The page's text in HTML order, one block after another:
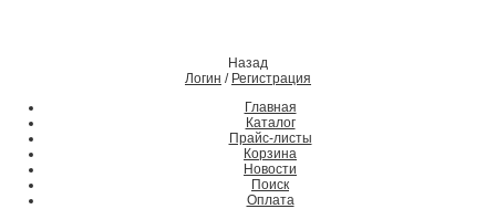
Назад
Логин / Регистрация
Главная
Каталог
Прайс-листы
Корзина
Новости
Поиск
Оплата